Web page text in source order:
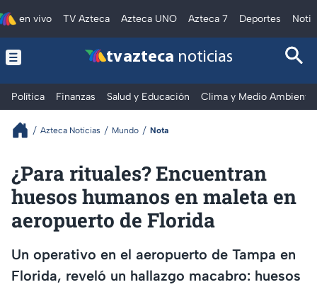
en vivo TV Azteca Azteca UNO Azteca 7 Deportes
tv azteca noticias
Política Finanzas Salud y Educación Clima y Medio Ambiente
Azteca Noticias Mundo Nota
¿Para rituales? Encuentran
huesos humanos en maleta en
aeropuerto de Florida
Un operativo en el aeropuerto de Tampa en
Florida, reveló un hallazgo macabro: huesos